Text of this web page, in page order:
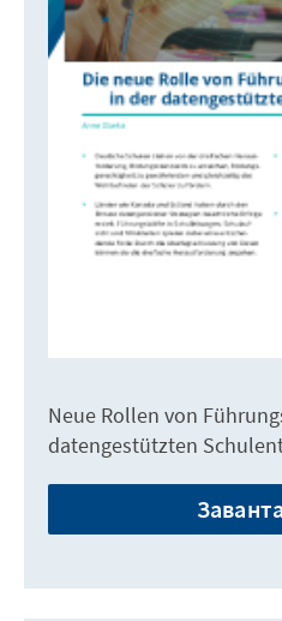
Neue Rollen von
datengestützten